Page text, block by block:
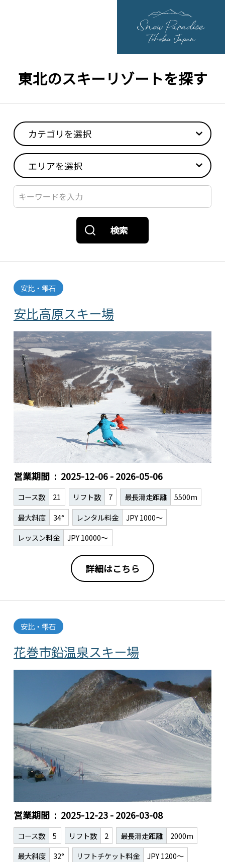
東北のスキーリゾートを探す
カテゴリを選択
エリアを選択
検索
安比高原スキー場
安比・雫石
営業期間 2025-12-06 - 2026-05-06
コース数 21 リフト数 7 最長滑走距離
5500m
最大斜度
34° レンタル料金
JPY 1000～
レッスン料金
JPY 10000～
詳細はこちら
花巻市鉛温泉スキー場
安比・雫石
営業期間 2025-12-23 - 2026-03-08
コース数 5 リフト数 2 最長滑走距離
2000m
最大斜度
32° リフトチケット料金
JPY 1200～